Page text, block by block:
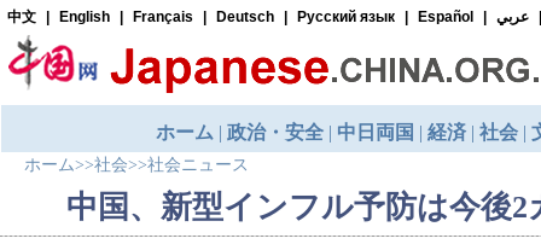
ホーム>>社会>>社会ニュース
中国、新型インフル予防は今後2